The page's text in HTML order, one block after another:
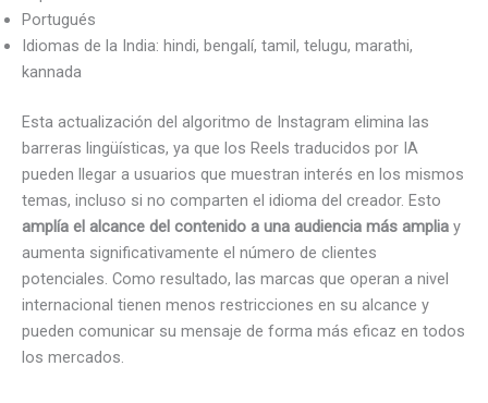
Portugués
Idiomas de la India: hindi, bengalí, tamil, telugu, marathi,
kannada
Esta actualización del algoritmo de Instagram elimina las
barreras lingüísticas, ya que los Reels traducidos por IA
pueden llegar a usuarios que muestran interés en los mismos
temas, incluso si no comparten el idioma del creador. Esto
amplía el alcance del contenido a una audiencia más amplia y
aumenta significativamente el número de clientes
potenciales. Como resultado, las marcas que operan a nivel
internacional tienen menos restricciones en su alcance y
pueden comunicar su mensaje de forma más eficaz en todos
los mercados.